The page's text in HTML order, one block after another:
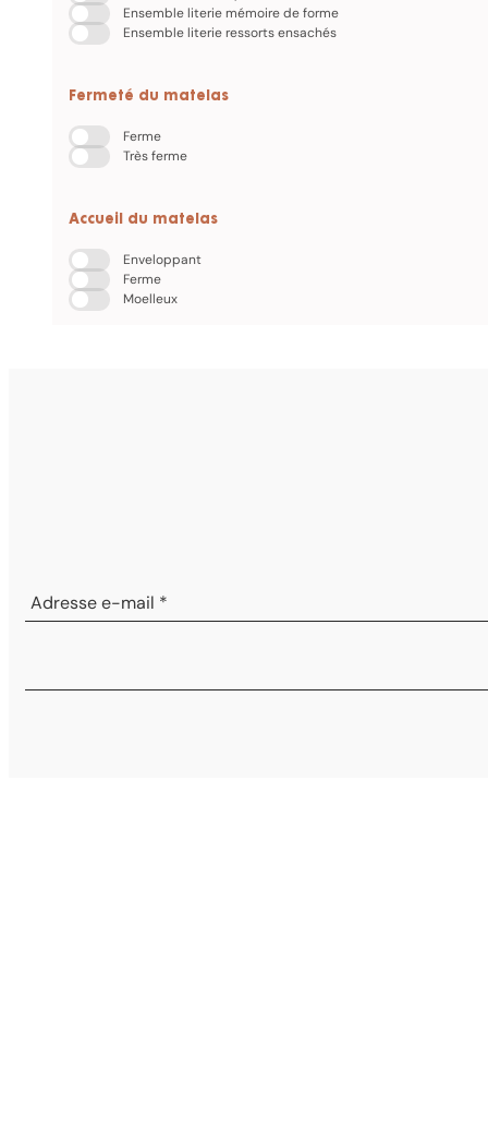
Ensemble literie mémoire de forme
Ensemble literie ressorts ensachés
Fermeté du matelas
Ferme
Très ferme
Accueil du matelas
Enveloppant
Ferme
Moelleux